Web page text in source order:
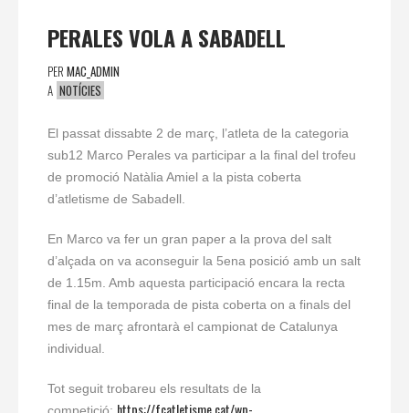
PERALES VOLA A SABADELL
PER MAC_ADMIN
A NOTÍCIES
El passat dissabte 2 de març, l’atleta de la categoria
sub12 Marco Perales va participar a la final del trofeu
de promoció Natàlia Amiel a la pista coberta
d’atletisme de Sabadell.
En Marco va fer un gran paper a la prova del salt
d’alçada on va aconseguir la 5ena posició amb un salt
de 1.15m. Amb aquesta participació encara la recta
final de la temporada de pista coberta on a finals del
mes de març afrontarà el campionat de Catalunya
individual.
Tot seguit trobareu els resultats de la